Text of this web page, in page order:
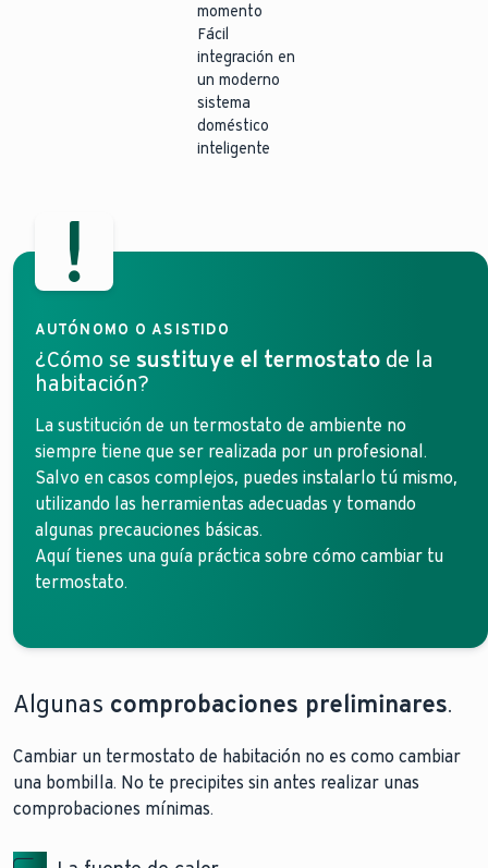
momento
Fácil
integración en
un moderno
sistema
doméstico
inteligente
AUTÓNOMO O ASISTIDO
¿Cómo se sustituye el termostato de la
habitación?
La sustitución de un termostato de ambiente no
siempre tiene que ser realizada por un profesional.
Salvo en casos complejos, puedes instalarlo tú mismo,
utilizando las herramientas adecuadas y tomando
algunas precauciones básicas.
Aquí tienes una guía práctica sobre cómo cambiar tu
termostato.
Algunas comprobaciones preliminares.
Cambiar un termostato de habitación no es como cambiar
una bombilla. No te precipites sin antes realizar unas
comprobaciones mínimas.